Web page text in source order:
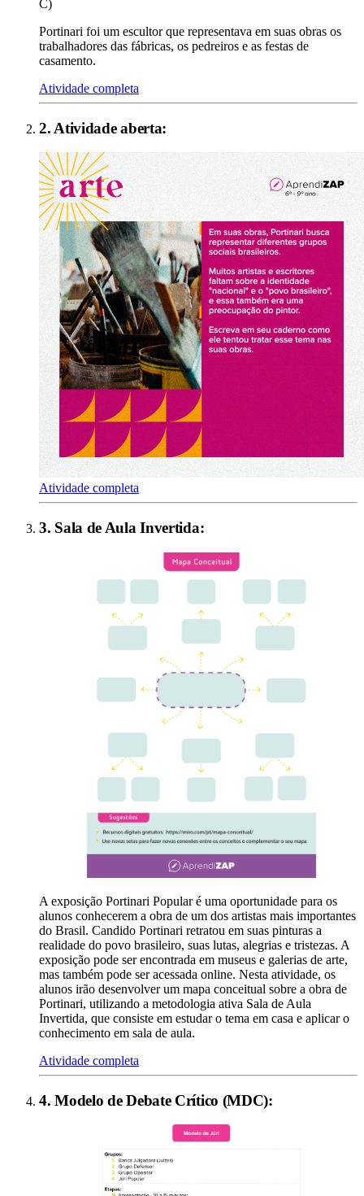
C)
Portinari foi um escultor que representava em suas obras os
trabalhadores das fábricas, os pedreiros e as festas de
casamento.
Atividade completa
2. Atividade aberta:
Atividade completa
3. Sala de Aula Invertida:
A exposição Portinari Popular é uma oportunidade para os
alunos conhecerem a obra de um dos artistas mais importantes
do Brasil. Candido Portinari retratou em suas pinturas a
realidade do povo brasileiro, suas lutas, alegrias e tristezas. A
exposição pode ser encontrada em museus e galerias de arte,
mas também pode ser acessada online. Nesta atividade, os
alunos irão desenvolver um mapa conceitual sobre a obra de
Portinari, utilizando a metodologia ativa Sala de Aula
Invertida, que consiste em estudar o tema em casa e aplicar o
conhecimento em sala de aula.
Atividade completa
4.Modelo de Debate Crítico (MDC):